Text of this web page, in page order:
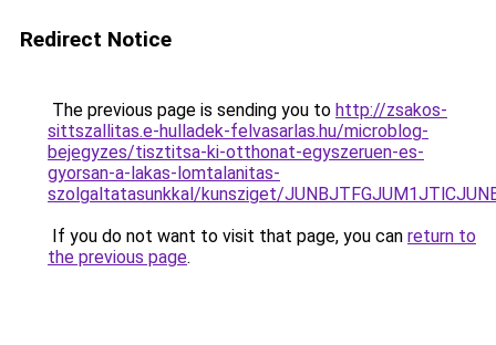
Redirect Notice
The previous page is sending you to http://zsakos-
sittszallitas.e-hulladek-felvasarlas.hu/microblog-
bejegyzes/tisztitsa-ki-otthonat-egyszeruen-es-
gyorsan-a-lakas-lomtalanitas-
szolgaltatasunkkal/kunsziget/
If you do not want to visit that page, you can return to
the previous page.